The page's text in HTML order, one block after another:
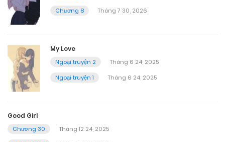
Chương 8
Tháng 7 30, 2026
My Love
Ngoại truyện 2
Tháng 6 24, 2025
Ngoại truyện 1
Tháng 6 24, 2025
Good Girl
Chương 30
Tháng 12 24, 2025